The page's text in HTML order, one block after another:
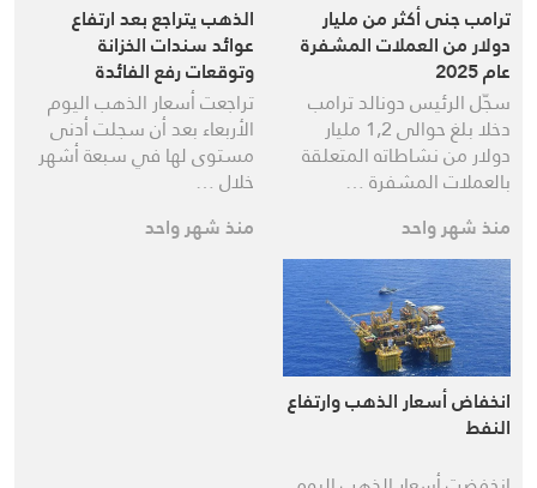
ترامب جنى أكثر من مليار
دولار من العملات المشفرة
عام 2025
سجّل الرئيس دونالد ترامب
دخلا بلغ حوالى 1,2 مليار
دولار من نشاطاته المتعلقة
بالعملات المشفرة …
منذ شهر واحد
الذهب يتراجع بعد ارتفاع
عوائد سندات الخزانة
وتوقعات رفع الفائدة
تراجعت أسعار الذهب اليوم
الأربعاء بعد أن سجلت أدنى
مستوى لها في سبعة أشهر
خلال …
منذ شهر واحد
انخفاض أسعار الذهب وارتفاع
النفط